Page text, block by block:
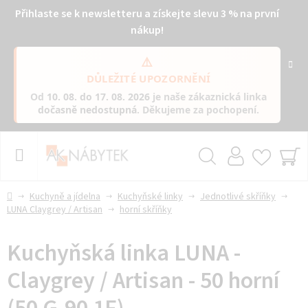
Přihlaste se k newsletteru a získejte slevu 3 % na první
nákup!
⚠️
DŮLEŽITÉ UPOZORNĚNÍ
Od 10. 08. do 17. 08. 2026 je naše zákaznická linka
dočasně nedostupná. Děkujeme za pochopení.
DomůKuchyně a jídelna Kuchyňské linky
Jednotlivé skříňky
LUNA Claygrey / Artisan
horní skříňky
Kuchyňská linka LUNA -
Claygrey / Artisan - 50 horní